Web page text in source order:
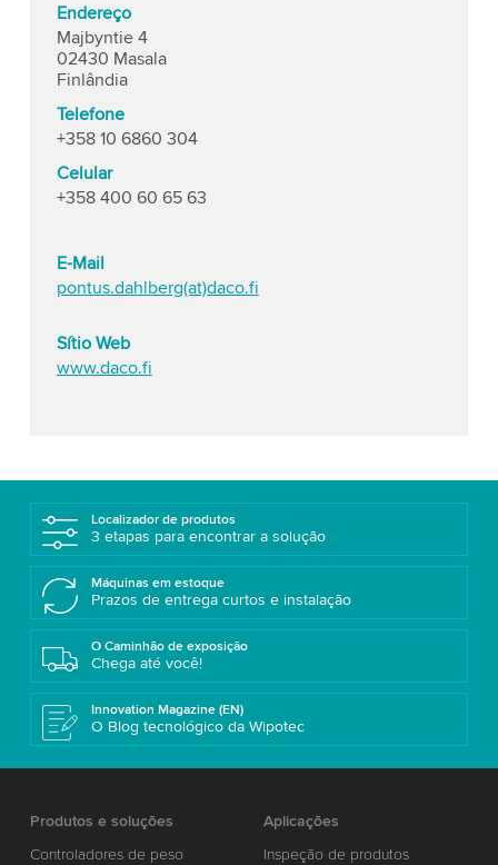
Endereço
Majbyntie 4
02430 Masala
Finlândia
Telefone
+358 10 6860 304
Celular
+358 400 60 65 63
E-Mail
pontus.dahlberg(at)daco.fi
Sítio Web
www.daco.fi
Localizador de produtos
3 etapas para encontrar a solução
Máquinas em estoque
Prazos de entrega curtos e instalação
O Caminhão de exposição
Chega até você!
Innovation Magazine (EN)
O Blog tecnológico da Wipotec
Produtos e soluções
Controladores de peso
Aplicações
Inspeção de produtos